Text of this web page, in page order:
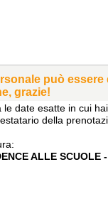
può
grazie!
le date esatte in cui
della
ALLE SCUOLE